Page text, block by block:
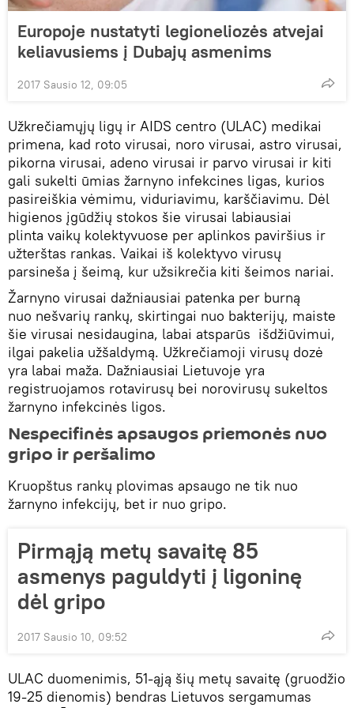
Europoje nustatyti legioneliozės atvejai
keliavusiems į Dubajų asmenims
2017 Sausio 12, 09:05
Užkrečiamųjų ligų ir AIDS centro (ULAC) medikai
primena, kad roto virusai, noro virusai, astro virusai,
pikorna virusai, adeno virusai ir parvo virusai ir kiti
gali sukelti ūmias žarnyno infekcines ligas, kurios
pasireiškia vėmimu, viduriavimu, karščiavimu. Dėl
higienos įgūdžių stokos šie virusai labiausiai
plinta vaikų kolektyvuose per aplinkos paviršius ir
užterštas rankas. Vaikai iš kolektyvo virusų
parsineša į šeimą, kur užsikrečia kiti šeimos nariai.
Žarnyno virusai dažniausiai patenka per burną
nuo nešvarių rankų, skirtingai nuo bakterijų, maiste
šie virusai nesidaugina, labai atsparūs išdžiūvimui,
ilgai pakelia užšaldymą. Užkrečiamoji virusų dozė
yra labai maža. Dažniausiai Lietuvoje yra
registruojamos rotavirusų bei norovirusų sukeltos
žarnyno infekcinės ligos.
Nespecifinės apsaugos priemonės nuo
gripo ir peršalimo
Kruopštus rankų plovimas apsaugo ne tik nuo
žarnyno infekcijų, bet ir nuo gripo.
Pirmąją metų savaitę 85
asmenys paguldyti į ligoninę
dėl gripo
2017 Sausio 10, 09:52
ULAC duomenimis, 51-ąją šių metų savaitę (gruodžio
19-25 dienomis) bendras Lietuvos sergamumas